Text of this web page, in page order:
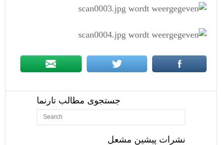
جستجوی مطالب تارنما
نشرات پیشین مشعل